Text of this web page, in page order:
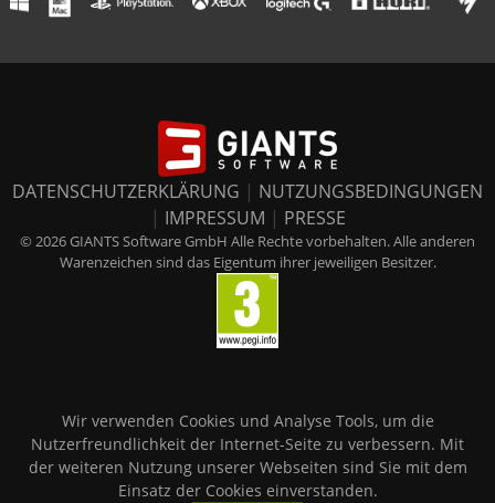
DATENSCHUTZERKLÄRUNG | NUTZUNGSBEDINGUNGEN
| IMPRESSUM | PRESSE
© 2026 GIANTS Software GmbH Alle Rechte vorbehalten. Alle anderen
Warenzeichen sind das Eigentum ihrer jeweiligen Besitzer.
Wir verwenden Cookies und Analyse Tools, um die
Nutzerfreundlichkeit der Internet-Seite zu verbessern. Mit
der weiteren Nutzung unserer Webseiten sind Sie mit dem
Einsatz der Cookies einverstanden.